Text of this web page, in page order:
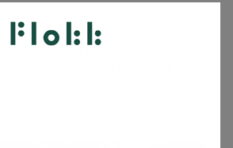
aus recycelten
und Teppiche, die ohne